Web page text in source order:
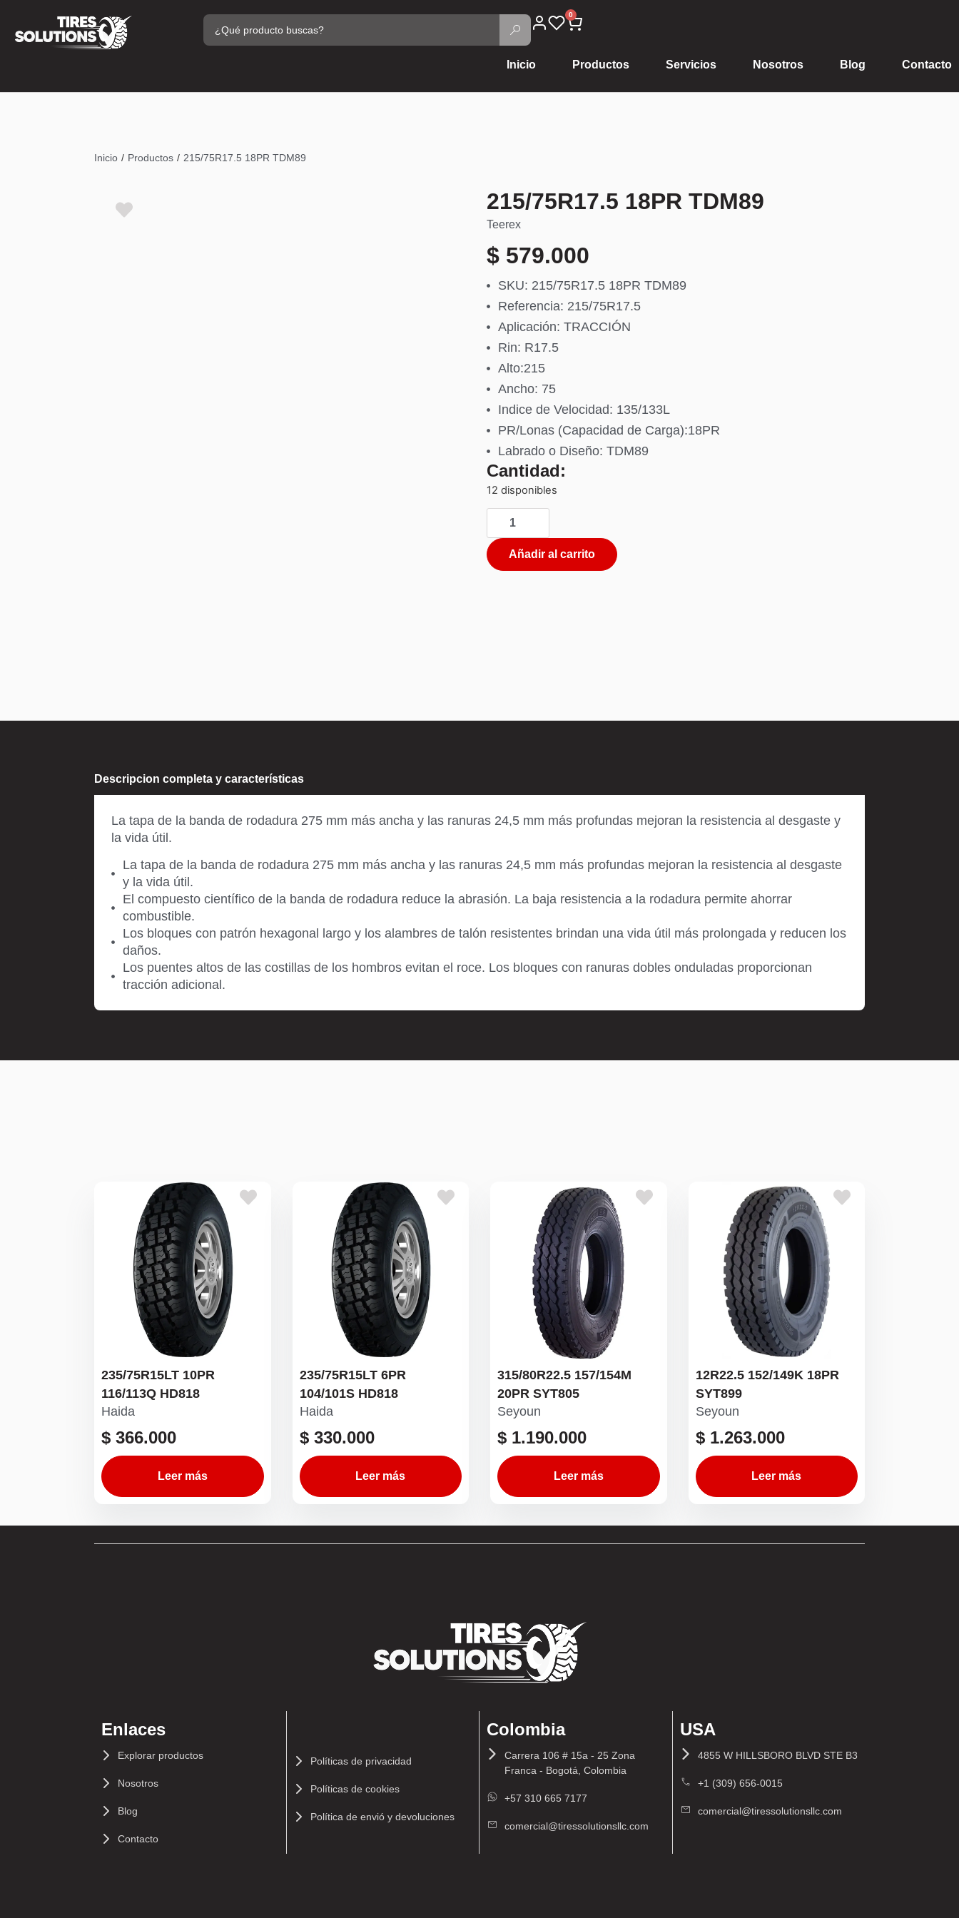
0
Inicio Productos Servicios Nosotros Blog Contacto
Inicio / Productos / 215/75R17.5 18PR TDM89
215/75R17.5 18PR TDM89
Teerex
$ 579.000
SKU: 215/75R17.5 18PR TDM89
Referencia: 215/75R17.5
Aplicación: TRACCIÓN
Rin: R17.5
Alto:215
Ancho: 75
Indice de Velocidad: 135/133L
PR/Lonas (Capacidad de Carga):18PR
Labrado o Diseño: TDM89
Cantidad:
12 disponibles
Añadir al carrito
Descripcion completa y características
La tapa de la banda de rodadura 275 mm más ancha y las ranuras 24,5 mm más profundas mejoran la resistencia al desgaste y
la vida útil.
La tapa de la banda de rodadura 275 mm más ancha y las ranuras 24,5 mm más profundas mejoran la resistencia al desgaste
y la vida útil.
El compuesto científico de la banda de rodadura reduce la abrasión. La baja resistencia a la rodadura permite ahorrar
combustible.
Los bloques con patrón hexagonal largo y los alambres de talón resistentes brindan una vida útil más prolongada y reducen los
daños.
Los puentes altos de las costillas de los hombros evitan el roce. Los bloques con ranuras dobles onduladas proporcionan
tracción adicional.
235/75R15LT 10PR
116/113Q HD818
Haida
$ 366.000
Leer más
235/75R15LT 6PR
104/101S HD818
Haida
$330.000
Leer más
315/80R22.5 157/154M
20PR SYT805
Seyoun
$ 1.190.000
Leer más
12R22.5 152/149K 18PR
SYT899
Seyoun
$1.263.000
Leer más
Enlaces
Explorar productos
Nosotros
Blog
Contacto
Políticas de privacidad
Políticas de cookies
Política de envió y devoluciones
Colombia
Carrera 106 # 15a - 25 Zona
Franca - Bogotá, Colombia
+57 310 665 7177
comercial@tiressolutionsllc.com
USA
4855 W HILLSBORO BLVD STE B3
+1 (309) 656-0015
comercial@tiressolutionsllc.com